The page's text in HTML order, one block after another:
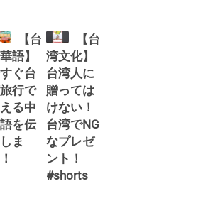
【台
語】
ぐ台
行で
る中
を伝
ま
【台
湾文化】
台湾人に
贈っては
けない！
台湾でNG
なプレゼ
ント！
#shorts